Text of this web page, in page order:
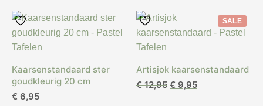
Kaarsenstandaard ster
goudkleurig 20 cm
€ 6,95
SALE
Artisjok kaarsenstandaard
€12,95 Oorspronkelijke
€ 9,95Huidige